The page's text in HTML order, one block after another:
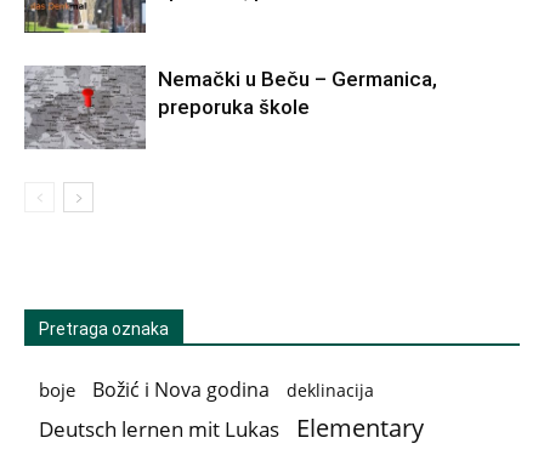
Nemački u Beču – Germanica,
preporuka škole
Pretraga oznaka
boje Božić i Nova godina deklinacija
Deutsch lernen mit Lukas Elementary